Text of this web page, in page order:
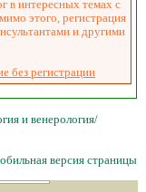
в интересных темах с
этого, регистрация
и другими
без регистрации
и венерология/
версия страницы